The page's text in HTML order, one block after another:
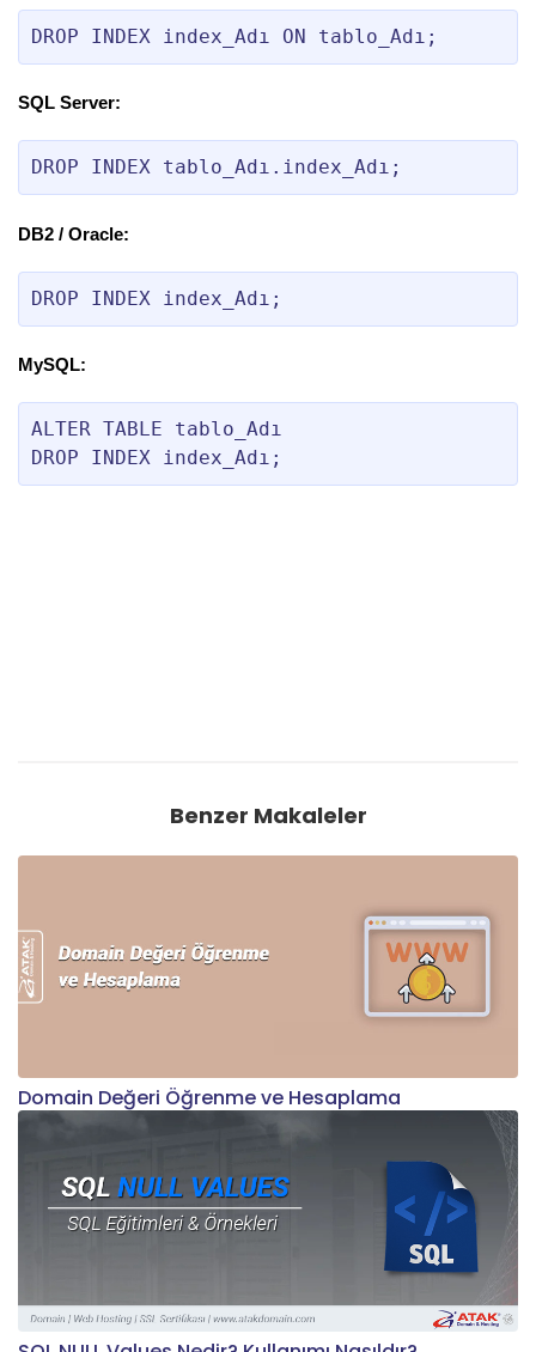
DROP INDEX index_Adı ON tablo_Adı;
SQL Server:
DROP INDEX tablo_Adı.index_Adı;
DB2 / Oracle:
DROP INDEX index_Adı;
MySQL:
ALTER TABLE tablo_Adı
Benzer Makaleler
Domain Değeri Öğrenme ve Hesaplama